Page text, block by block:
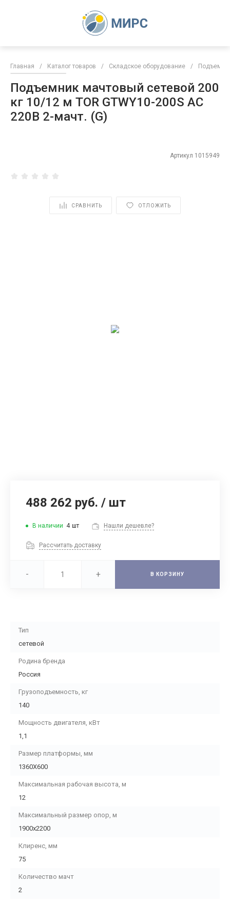
Главная / Каталог товаров / Складское оборудование /
Подъемник мачтовый сетевой 200
кг 10/12 м TOR GTWY10-200S AC
220В 2-мачт. (G)
Артикул 1015949
СРАВНИТЬ ОТЛОЖИТЬ
488 262 руб. / шт
В наличии 4 шт Нашли дешевле?
Рассчитать доставку
- + В КОРЗИНУ
Тип
сетевой
Родина бренда
Россия
Грузоподъемность, кг
140
Мощность двигателя, кВт
1,1
Размер платформы, мм
1360Х600
Максимальная рабочая высота, м
12
Максимальный размер опор, м
1900x2200
Клиренс, мм
75
Количество мачт
2